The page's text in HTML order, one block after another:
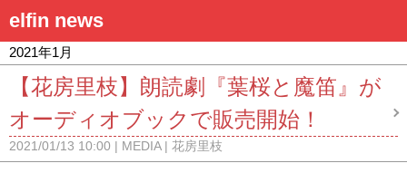
elfin news
2021年1月
【花房里枝】朗読劇『葉桜と魔笛』が
オーディオブックで販売開始！
2021/01/13 10:00 MEDIA 花房里枝